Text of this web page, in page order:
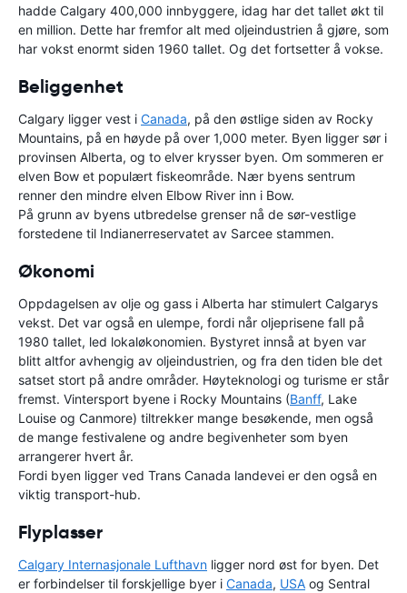
hadde Calgary 400,000 innbyggere, idag har det tallet økt til
en million. Dette har fremfor alt med oljeindustrien å gjøre, som
har vokst enormt siden 1960 tallet. Og det fortsetter å vokse.
Beliggenhet
Calgary ligger vest i Canada, på den østlige siden av Rocky
Mountains, på en høyde på over 1,000 meter. Byen ligger sør i
provinsen Alberta, og to elver krysser byen. Om sommeren er
elven Bow et populært fiskeområde. Nær byens sentrum
renner den mindre elven Elbow River inn i Bow.
På grunn av byens utbredelse grenser nå de sør-vestlige
forstedene til Indianerreservatet av Sarcee stammen.
Økonomi
Oppdagelsen av olje og gass i Alberta har stimulert Calgarys
vekst. Det var også en ulempe, fordi når oljeprisene fall på
1980 tallet, led lokaløkonomien. Bystyret innså at byen var
blitt altfor avhengig av oljeindustrien, og fra den tiden ble det
satset stort på andre områder. Høyteknologi og turisme er står
fremst. Vintersport byene i Rocky Mountains (Banff, Lake
Louise og Canmore) tiltrekker mange besøkende, men også
de mange festivalene og andre begivenheter som byen
arrangerer hvert år.
Fordi byen ligger ved Trans Canada landevei er den også en
viktig transport-hub.
Flyplasser
Calgary Internasjonale Lufthavn ligger nord øst for byen. Det
er forbindelser til forskjellige byer i Canada, USA og Sentral